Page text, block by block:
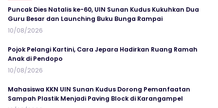
Puncak Dies Natalis ke-60, UIN Sunan Kudus Kukuhkan Dua
Guru Besar dan Launching Buku Bunga Rampai
10/08/2026
Pojok Pelangi Kartini, Cara Jepara Hadirkan Ruang Ramah
Anak di Pendopo
10/08/2026
Mahasiswa KKN UIN Sunan Kudus Dorong Pemanfaatan
Sampah Plastik Menjadi Paving Block di Karangampel